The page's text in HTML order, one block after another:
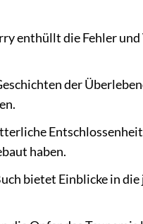
enthüllt die Fehler und
der
haben.
bietet Einblicke in